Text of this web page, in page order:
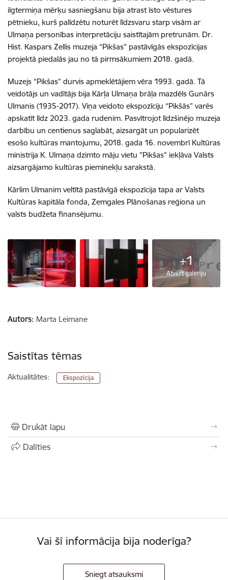
ilgtermiņa mērķu sasniegšanu bija atrast īsto vēstures
pētnieku, kurš palīdzētu noturēt līdzsvaru starp visām ar
Ulmaņa personības interpretāciju saistītajām pretrunām. Dr.
Hist. Kaspars Zellis muzeja “Pikšas” pastāvīgās ekspozīcijas
projektā piedalās jau no tā pirmsākumiem 2018. gadā.
Muzejs “Pikšas” durvis apmeklētājiem vēra 1993. gadā. Tā
veidotājs un vadītājs bija Kārļa Ulmaņa brāļa mazdēls Gunārs
Ulmanis (1935-2017). Viņa veidoto ekspozīciju “Pikšās” varēs
apskatīt līdz 2023. gada rudenim. Pasvītrojot līdzšinējo muzeja
darbību un centienus saglabāt, aizsargāt un popularizēt
esošo kultūras mantojumu, 2018. gada 16. novembrī Kultūras
ministrija K. Ulmaņa dzimto māju vietu "Pikšas" iekļāva Valsts
aizsargājamo kultūras pieminekļu sarakstā.
Kārlim Ulmanim veltītā pastāvīgā ekspozīcija tapa ar Valsts
Kultūras kapitāla fonda, Zemgales Plānošanas reģiona un
valsts budžeta finansējumu.
+1
Atvērt galeriju
Autors: Marta Leimane
Saistītas tēmas
Aktualitātes: Ekspozīcija
Drukāt lapu
Dalīties
Vai šī informācija bija noderīga?
Sniegt atsauksmi